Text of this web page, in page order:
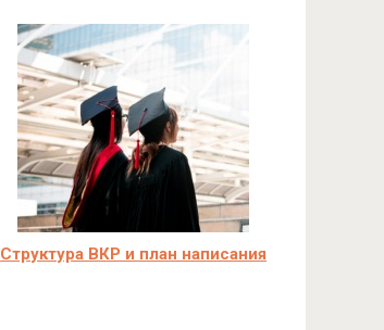
Структура ВКР и план написания